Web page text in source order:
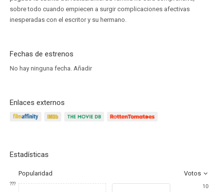
sobre todo cuando empiecen a surgir complicaciones afectivas
inesperadas con el escritor y su hermano.
Fechas de estrenos
No hay ninguna fecha. Añadir
Enlaces externos
Estadísticas
Popularidad Votos
???
10